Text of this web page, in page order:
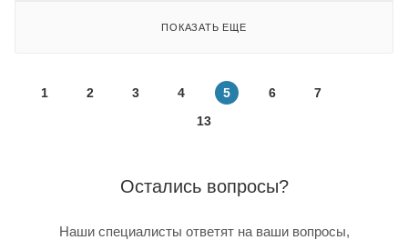
ПОКАЗАТЬ ЕЩЕ
1 2 3 4 5 6
7
13
Остались вопросы?
Наши специалисты ответят на ваши вопросы,